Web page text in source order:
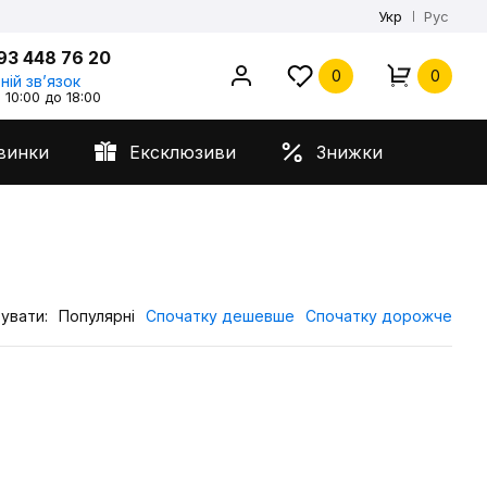
Укр Рус
448 76 20
звʼязок
до 18:00
0 0
Ексклюзиви Знижки
Популярні Спочатку дешевше Спочатку дорожче